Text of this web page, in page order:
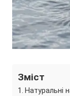
Зміст
Натуральні